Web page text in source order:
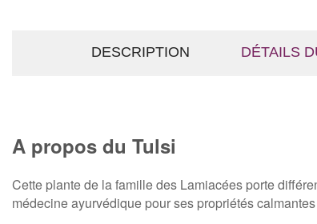
DESCRIPTION DÉTAILS
A propos du Tulsi
Cette plante de la famille des Lamiacées porte
médecine ayurvédique pour ses propriétés